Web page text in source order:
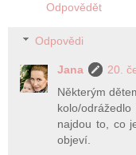
Odpovědět
Odpovědi
Jana
20.
Některým
kolo/
najdou to, co
objeví.